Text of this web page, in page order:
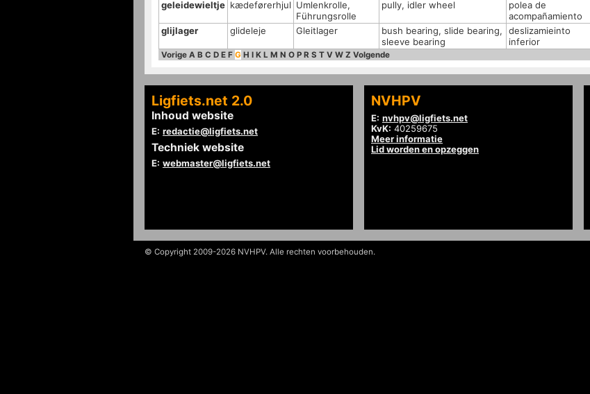
geleidewieltje kædeførerhjul Umlenkrolle,
Führungsrolle
pully, idler wheel
polea de
acompañamiento
glijlager glideleje Gleitlager
bush bearing, slide bearing,
sleeve bearing
deslizamieinto
inferior
Vorige A B C D E F G H I K L M N O P R S T V W Z Volgende
Ligfiets.net 2.0
Inhoud website
E: redactie@ligfiets.net
Techniek website
E: webmaster@ligfiets.net
NVHPV
E: nvhpv@ligfiets.net
KvK: 40259675
Meer informatie
Lid worden en opzeggen
© Copyright 2009-2026 NVHPV. Alle rechten voorbehouden.